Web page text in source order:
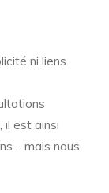
ni liens
il est ainsi
mais nous